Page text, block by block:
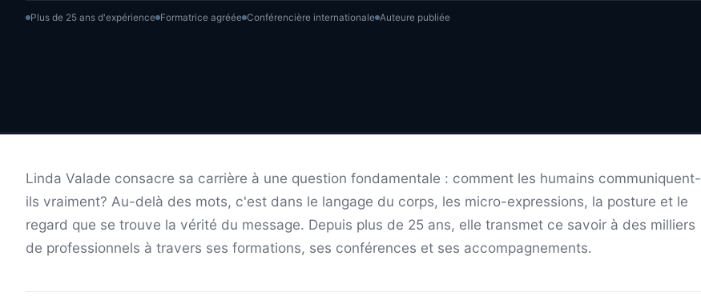
Plus de 25 ans d'expérience Formatrice agréée Conférencière internationale Auteure publiée
Linda Valade consacre sa carrière à une question fondamentale : comment les humains communiquent-
ils vraiment? Au-delà des mots, c'est dans le langage du corps, les micro-expressions, la posture et le
regard que se trouve la vérité du message. Depuis plus de 25 ans, elle transmet ce savoir à des milliers
de professionnels à travers ses formations, ses conférences et ses accompagnements.